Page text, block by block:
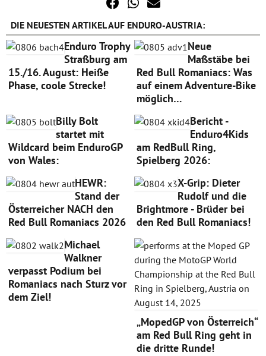
DIE NEUESTEN ARTIKEL AUF ENDURO-AUSTRIA:
Enduro Trophy
Straßburg am
15./16. August: Heiße
Phase, coole Strecke!
Neue
Maßstäbe bei
Red Bull Romaniacs: Was
auf einem Adventure-Bike
möglich…
Billy Bolt
startet mit
Wildcard beim EnduroGP
von Wales:
Bericht -
Enduro4Kids
am RedBull Ring,
Spielberg 2026:
HEWR:
Stand der
Österreicher NACH den
Red Bull Romaniacs 2026
X-Grip: Dieter
Rudolf und die
Brightmore - Brüder bei
den Red Bull Romaniacs!
Michael
Walkner
verpasst Podium bei
Romaniacs nach Sturz vor
dem Ziel!
„MopedGP von Österreich“
am Red Bull Ring geht in
die dritte Runde!